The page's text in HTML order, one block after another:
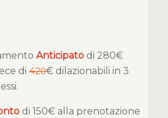
Anticipato di 280€
di420€ dilazionabili in 3
di 150€ alla prenotazione